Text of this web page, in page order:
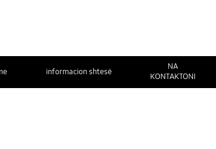
informacion shtesë
NA
KONTAKTONI